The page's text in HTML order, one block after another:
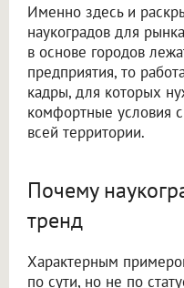
Именно здесь и
наукоградов для
в основе городов
предприятия, то
кадры, для которых
комфортные условия
всей территории.
Почему
тренд
Характерным
по сути, но не по